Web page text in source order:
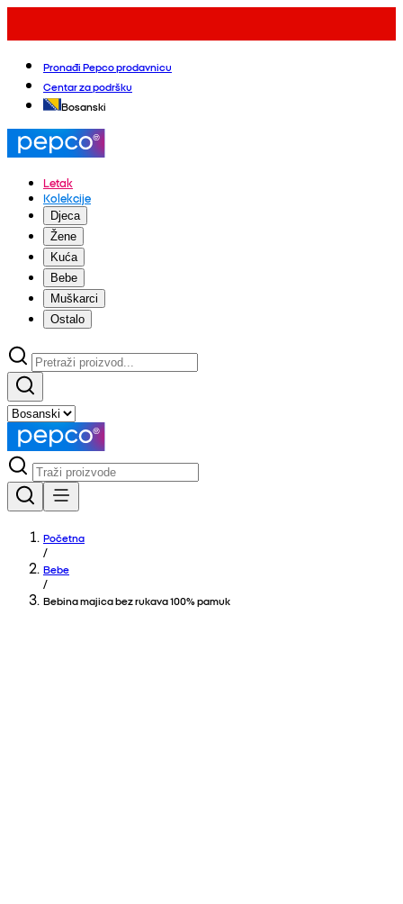
Pronađi Pepco prodavnicu
Centar za podršku
Bosanski
Letak
Kolekcije
Djeca
Žene
Kuća
Bebe
Muškarci
Ostalo
Početna
/
Bebe
/
Bebina majica bez rukava 100% pamuk